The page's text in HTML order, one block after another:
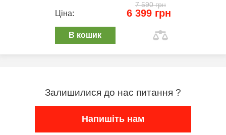
7 590 грн
Ціна: 6 399 грн
В кошик
Залишилися до нас питання ?
Напишіть нам